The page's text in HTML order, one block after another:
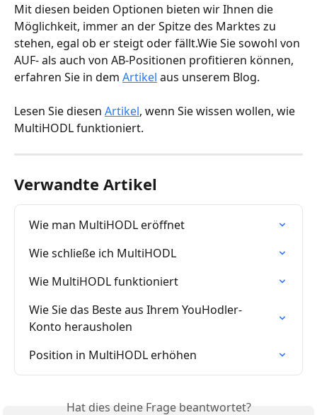
Mit diesen beiden Optionen bieten wir Ihnen die
Möglichkeit, immer an der Spitze des Marktes zu
stehen, egal ob er steigt oder fällt.Wie Sie sowohl von
AUF- als auch von AB-Positionen profitieren können,
erfahren Sie in dem Artikel aus unserem Blog.
Lesen Sie diesen Artikel, wenn Sie wissen wollen, wie
MultiHODL funktioniert.
Verwandte Artikel
Wie man MultiHODL eröffnet
Wie schließe ich MultiHODL
Wie MultiHODL funktioniert
Wie Sie das Beste aus Ihrem YouHodler-
Konto herausholen
Position in MultiHODL erhöhen
Hat dies deine Frage beantwortet?